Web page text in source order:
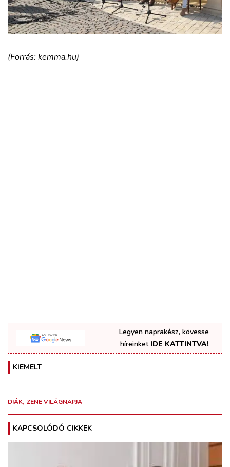
(Forrás: kemma.hu)
Legyen naprakész, kövesse
híreinket IDE KATTINTVA!
KIEMELT
DIÁK ZENE VILÁGNAPJA
KAPCSOLÓDÓ CIKKEK